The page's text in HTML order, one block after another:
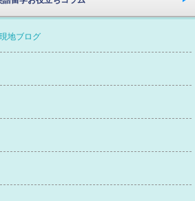
フィリピン人講師の本当
どんな会社？
け
の選び方
語留学
留学
地ブログ